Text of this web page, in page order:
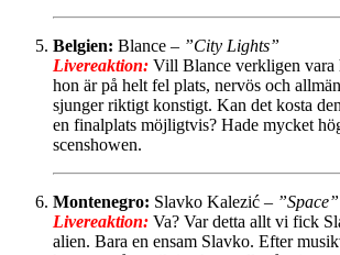
Belgien: Blance – ”City Lights”
Livereaktion: Vill Blance verkligen vara
hon är på helt fel plats, nervös och
sjunger riktigt konstigt. Kan det kosta
en finalplats möjligtvis? Hade mycket
scenshowen.
Montenegro: Slavko Kalezić – ”Space”
Livereaktion: Va? Var detta allt vi fick
alien. Bara en ensam Slavko. Efter